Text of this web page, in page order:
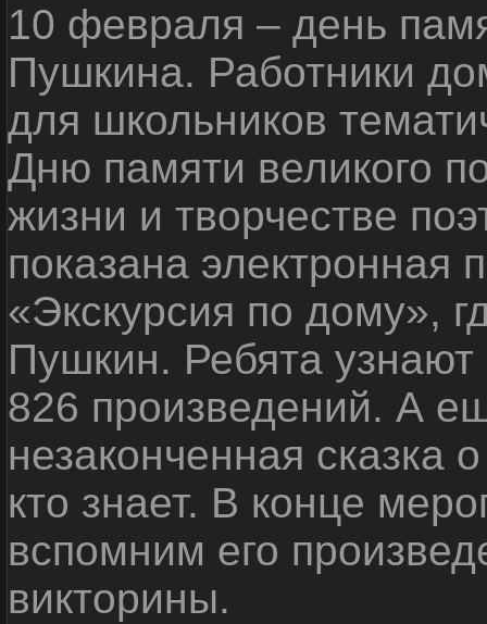
10 февраля – день
Пушкина. Работники
для школьников
Дню памяти великого
жизни и творчестве
показана электронная
«Экскурсия по дому»,
Пушкин. Ребята узнают
826 произведений. А
незаконченная сказка
кто знает. В конце
вспомним его
викторины.